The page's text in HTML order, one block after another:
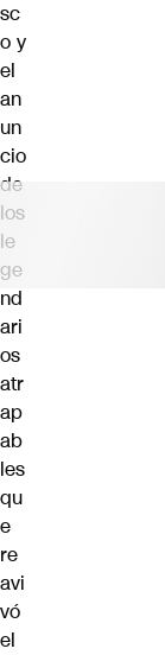
sc
o y
el
an
un
cio
de
los
le
ge
nd
ari
os
atr
ap
ab
les
qu
e
re
avi
vó
el